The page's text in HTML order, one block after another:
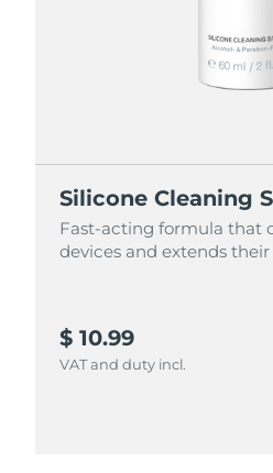
Silicone Cleaning
Fast-acting formula that
devices and extends
$ 10.99
VAT and duty incl.